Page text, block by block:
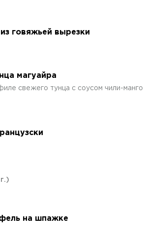
говяжьей вырезки
магуайра
свежего тунца с соусом чили-манго
на шпажке